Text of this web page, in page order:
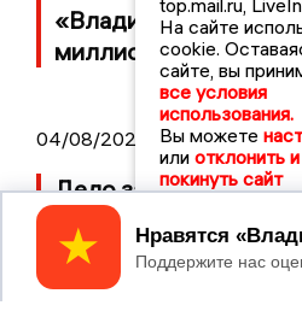
«Владимирскому
миллионов рублей
04/08/2026 15:40
Дело застройщика
ООО «Капитал
top.mail.ru,
На сайте
cookie.
сайте, вы
все условия
использования.
Вы можете
или отклонить и
покинуть сайт
Принять